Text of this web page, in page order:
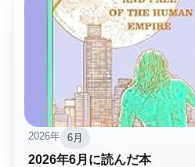
2026年 6月
2026年6月に読んだ本